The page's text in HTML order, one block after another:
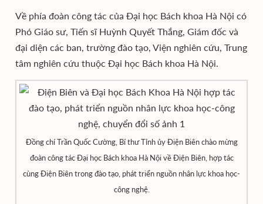
Về phía đoàn công tác của Đại học Bách khoa Hà Nội có
Phó Giáo sư, Tiến sĩ Huỳnh Quyết Thắng, Giám đốc và
đại diện các ban, trường đào tạo, Viện nghiên cứu, Trung
tâm nghiên cứu thuộc Đại học Bách khoa Hà Nội.
Đồng chí Trần Quốc Cường, Bí thư Tỉnh ủy Điện Biên chào mừng
đoàn công tác Đại học Bách khoa Hà Nội về Điện Biên, hợp tác
cùng Điện Biên trong đào tạo, phát triển nguồn nhân lực khoa học-
công nghệ.